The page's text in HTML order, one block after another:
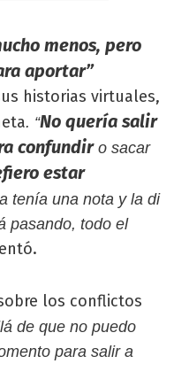
menos, pero
aportar”
historias virtuales,
. “No quería salir
confundir o sacar
estar
tenía una nota y la di
pasando, todo el
los conflictos
de que no puedo
para salir a